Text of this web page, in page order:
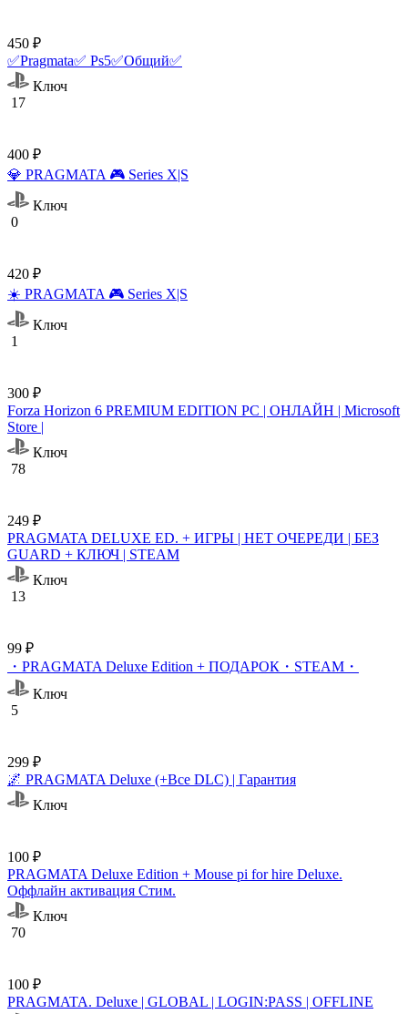
450 ₽
✅Pragmata✅ Ps5✅Общий✅
Ключ
17
400 ₽
💎 PRAGMATA 🎮 Series X|S
Ключ
0
420 ₽
☀️ PRAGMATA 🎮 Series X|S
Ключ
1
300 ₽
Forza Horizon 6 PREMIUM EDITION PC | ОНЛАЙН | Microsoft
Store |
Ключ
78
249 ₽
PRAGMATA DELUXE ED. + ИГРЫ | НЕТ ОЧЕРЕДИ | БЕЗ
GUARD + КЛЮЧ | STEAM
Ключ
13
99 ₽
・PRAGMATA Deluxe Edition + ПОДАРОК・STEAM・
Ключ
5
299 ₽
🌌 PRAGMATA Deluxe (+Все DLC) | Гарантия
Ключ
100 ₽
PRAGMATA Deluxe Edition + Mouse pi for hire Deluxe.
Оффлайн активация Cтим.
Ключ
70
100 ₽
PRAGMATA. Deluxe | GLOBAL | LOGIN:PASS | OFFLINE